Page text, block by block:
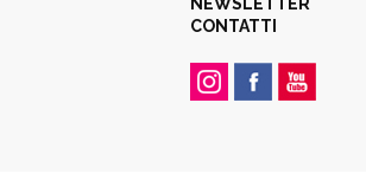
CONTATTI